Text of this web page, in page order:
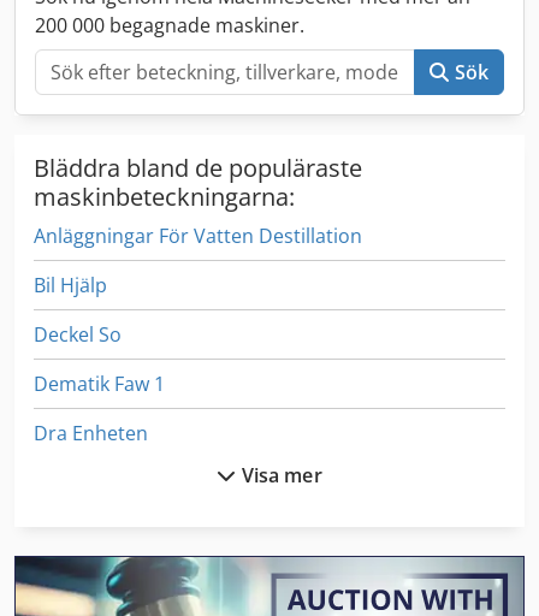
200 000 begagnade maskiner.
Sök
Bläddra bland de populäraste
maskinbeteckningarna:
Anläggningar För Vatten Destillation
Bil Hjälp
Deckel So
Dematik Faw 1
Dra Enheten
Däck 6 50 16
Visa mer